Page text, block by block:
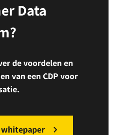
Data
de voordelen en
van een CDP voor
whitepaper